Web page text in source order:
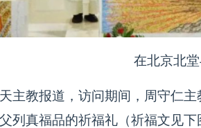
在北京北
主教报道，访问期间，周守仁
列真福品的祈福礼（祈福文见